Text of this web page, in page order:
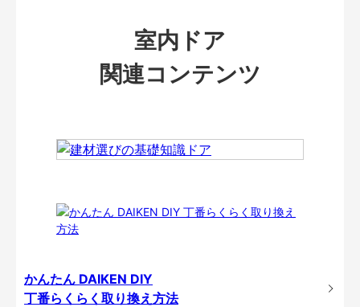
室内ドア
関連コンテンツ
かんたん DAIKEN DIY
丁番らくらく取り換え方法